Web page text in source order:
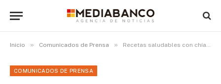
Inicio » Comunicados de Prensa » Recetas saludables con chía: reinventa los clásicos chilenos este 18
COMUNICADOS DE PRENSA